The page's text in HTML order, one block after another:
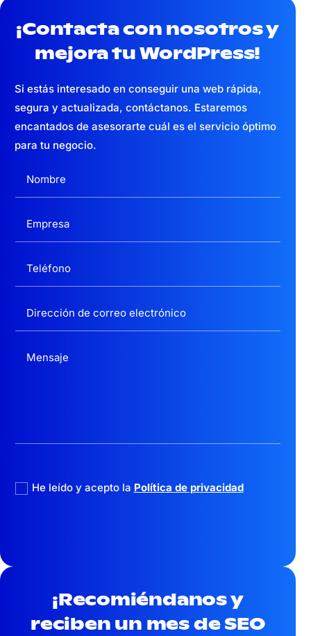
¡Contacta con nosotros y
mejora tu WordPress!
Si estás interesado en conseguir una web rápida,
segura y actualizada, contáctanos. Estaremos
encantados de asesorarte cuál es el servicio óptimo
para tu negocio.
He leído y acepto la Política de privacidad
¡Recomiéndanos y
reciben un mesde SEO